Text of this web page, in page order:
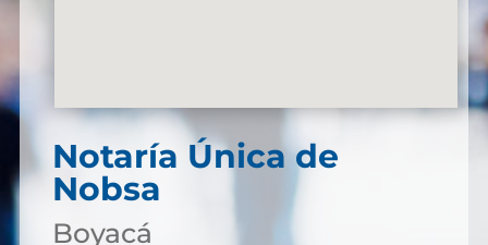
Notaría Única de
Nobsa
Boyacá